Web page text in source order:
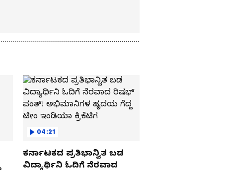
04:21
ಕರ್ನಾಟಕದ ಪ್ರತಿಭಾನ್ವಿತ ಬಡ
ವಿದ್ಯಾರ್ಥಿನಿ ಓದಿಗೆ ನೆರವಾದ